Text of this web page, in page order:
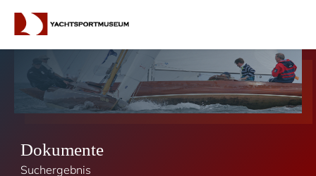
Dokumente
Suchergebnis